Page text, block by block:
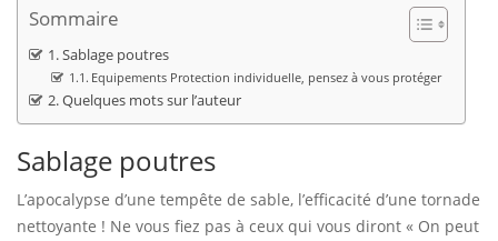
Sommaire
Sablage poutres
Equipements Protection individuelle, pensez à vous protéger
Quelques mots sur l’auteur
Sablage poutres
L’apocalypse d’une tempête de sable, l’efficacité d’une tornade
nettoyante ! Ne vous fiez pas à ceux qui vous diront « On peut